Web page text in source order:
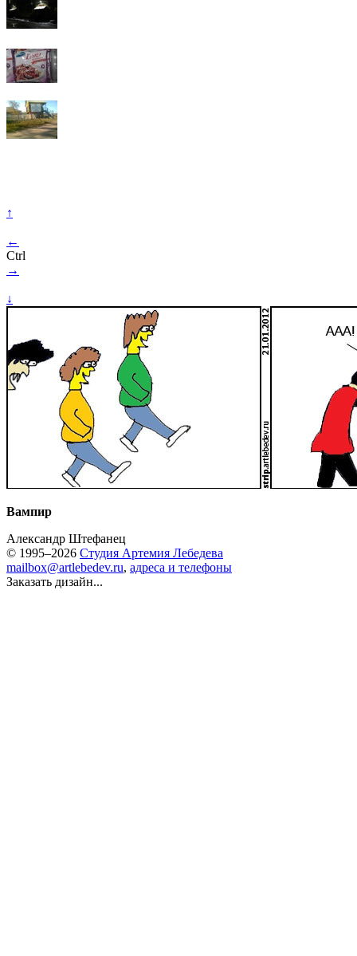
↑
←
Ctrl
→
↓
Вампир
Александр Штефанец
© 1995–2026 Студия Артемия Лебедева
mailbox@artlebedev.ru, адреса и телефоны
Заказать дизайн...